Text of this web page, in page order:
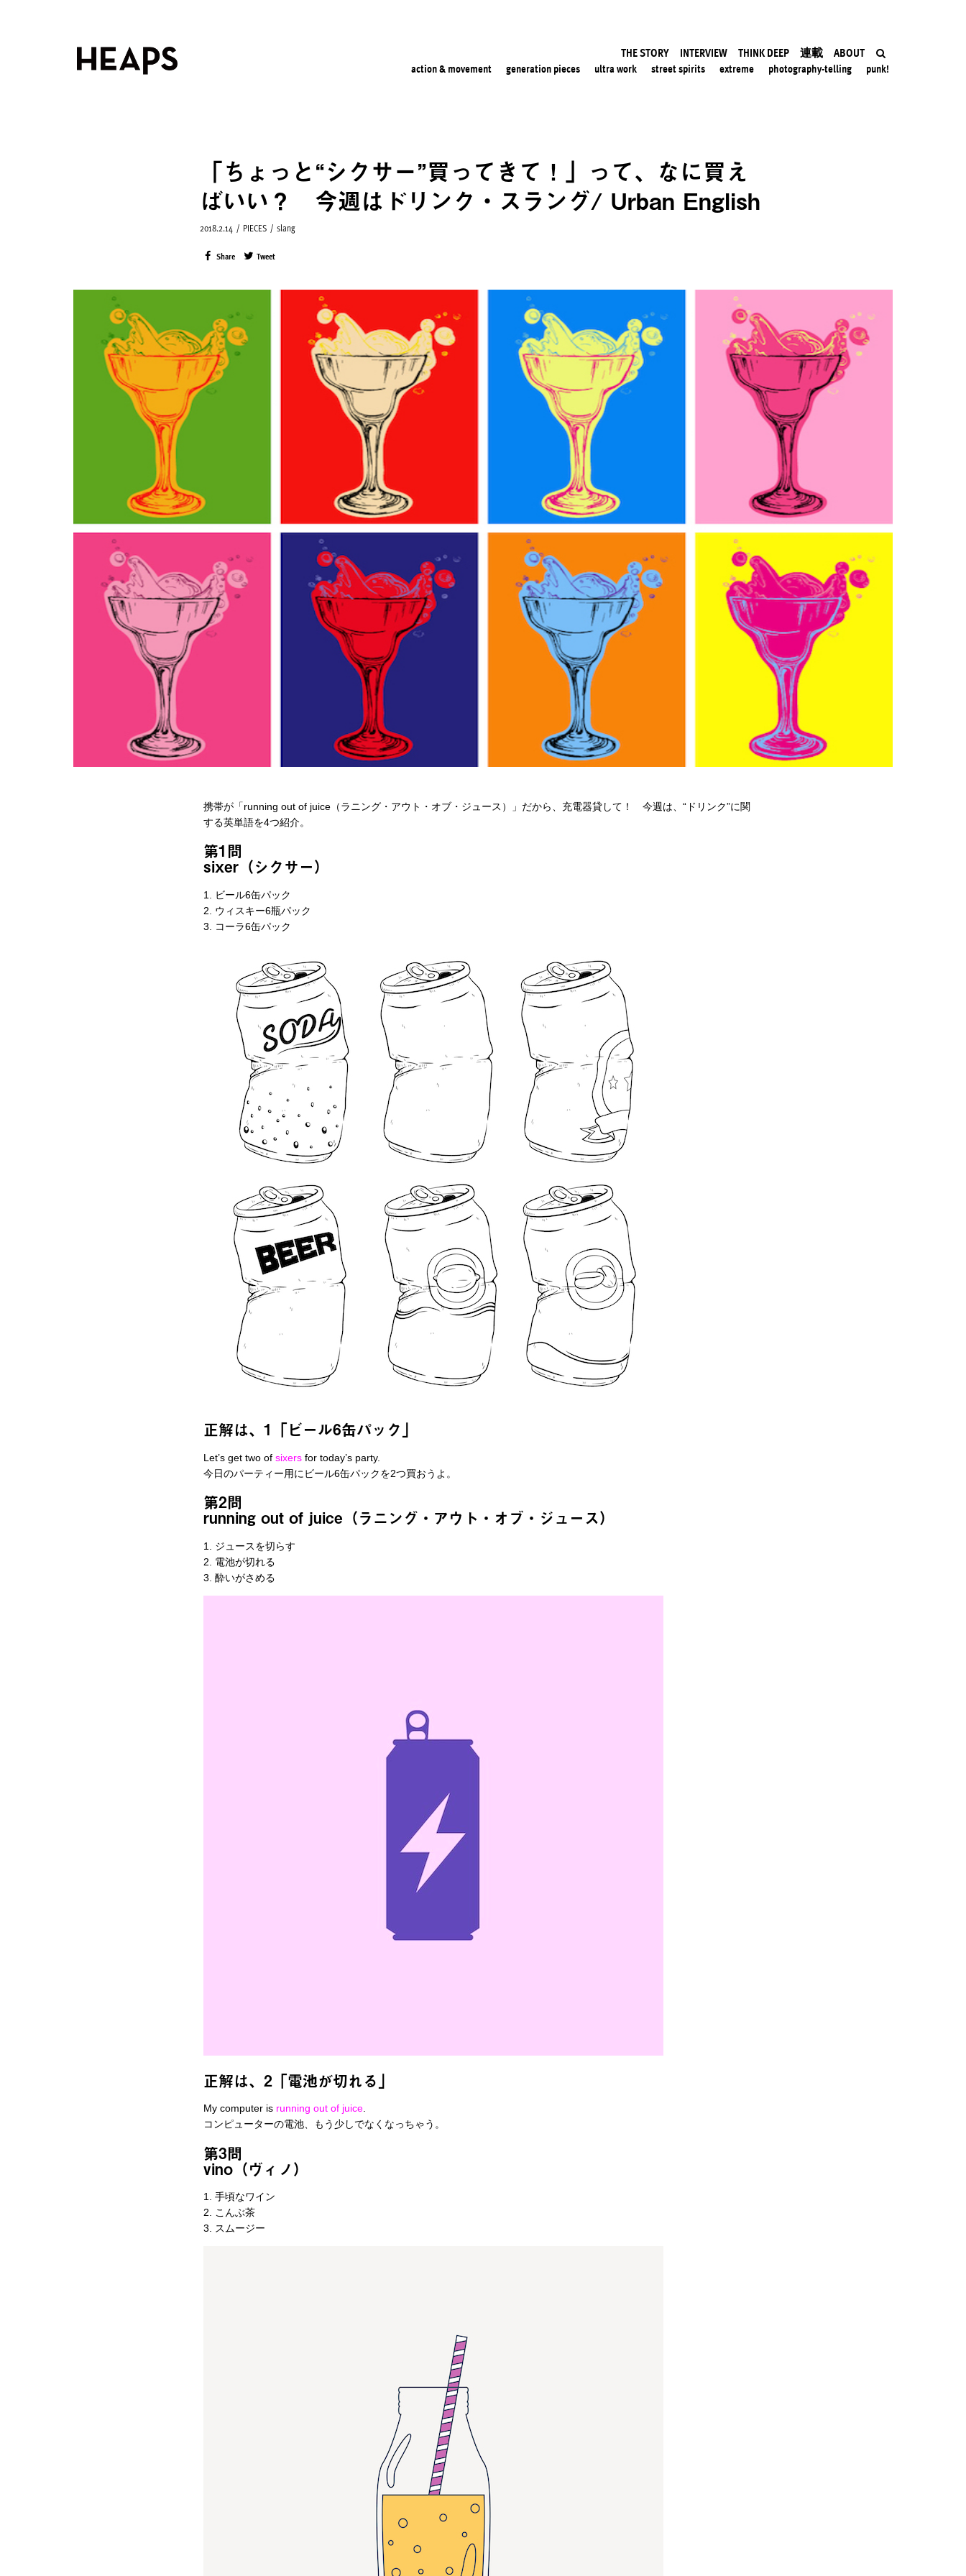
THE STORY INTERVIEW THINK DEEP 連載 ABOUT
action & movement generation pieces ultra work street spirits extreme photography-telling punk!
「ちょっと“シクサー”買ってきて！」って、なに買え
ばいい？ 今週はドリンク・スラング/ Urban English
2018.2.14 / PIECES / slang
Share Tweet
携帯が「running out of juice（ラニング・アウト・オブ・ジュース）」だから、充電器貸して！ 今週は、“ドリンク”に関
する英単語を4つ紹介。
第1問
sixer（シクサー）
1. ビール6缶パック
2. ウィスキー6瓶パック
3. コーラ6缶パック
正解は、1「ビール6缶パック」
Let’s get two of sixers for today’s party.
今日のパーティー用にビール6缶パックを2つ買おうよ。
第2問
running out of juice（ラニング・アウト・オブ・ジュース）
1. ジュースを切らす
2. 電池が切れる
3. 酔いがさめる
正解は、2「電池が切れる」
My computer is running out of juice.
コンピューターの電池、もう少しでなくなっちゃう。
第3問
vino（ヴィノ）
1. 手頃なワイン
2. こんぶ茶
3. スムージー